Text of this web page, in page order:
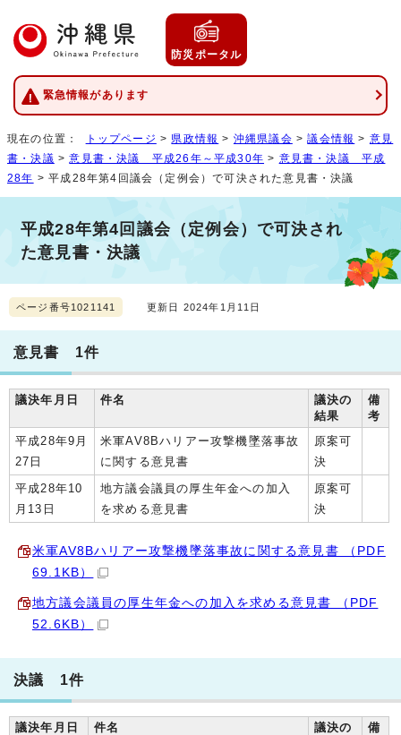
防災ポータル
緊急情報があります
現在の位置： トップページ > 県政情報 > 沖縄県議会 >議会情報 > 意見
書・決議 >意見書・決議 平成26年～平成30年 > 意見書・決議 平成
28年 > 平成28年第4回議会（定例会）で可決された意見書・決議
平成28年第4回議会（定例会）で可決され
た意見書・決議
ページ番号1021141 更新日 2024年1月11日
意見書 1件
議決年月日 件名
議決の
結果
備
考
平成28年9月
27日
米軍AV8Bハリアー攻撃機墜落事故
に関する意見書
原案可
決
平成28年10
月13日
地方議会議員の厚生年金への加入
を求める意見書
原案可
決
米軍AV8Bハリアー攻撃機墜落事故に関する意見書 （PDF
69.1KB）
地方議会議員の厚生年金への加入を求める意見書 （PDF
52.6KB）
決議 1件
議決年月日 件名
議決の
備